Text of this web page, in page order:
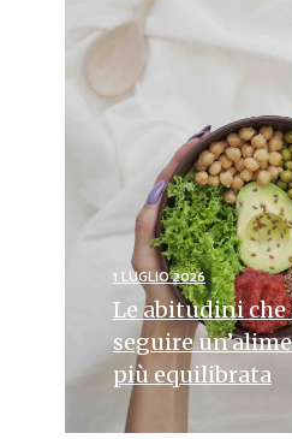
1 LUGLIO 2026
Le abitudini che
seguire
più equilibrata